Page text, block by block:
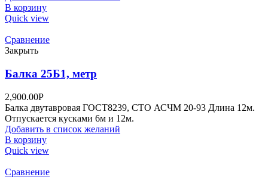
В корзину
Quick view
Сравнение
Закрыть
Балка 25Б1, метр
2,900.00Р
Балка двутавровая ГОСТ8239, СТО АСЧМ 20-93 Длина 12м.
Отпускается кусками 6м и 12м.
Добавить в список желаний
В корзину
Quick view
Сравнение